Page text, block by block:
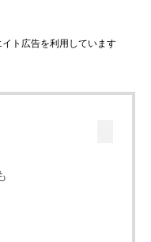
ト広告を利用しています